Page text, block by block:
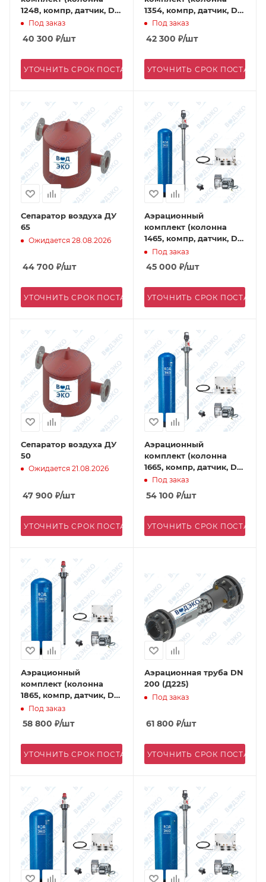
1248, компр, датчик, DN
25)Под заказ
40 300 ₽/шт
УТОЧНИТЬ СРОК ПОСТАВКИ
1354, компр, датчик, DN
25)Под заказ
42 300 ₽/шт
УТОЧНИТЬ СРОК
Сепаратор воздуха ДУ
65
Ожидается 28.08.2026
44 700 ₽/шт
УТОЧНИТЬ СРОК ПОСТАВКИ
Аэрационный
комплект (колонна
1465, компр, датчик, DN
25)Под заказ
45 000 ₽/шт
УТОЧНИТЬ СРОК
Сепаратор воздуха ДУ
50
Ожидается 21.08.2026
47 900 ₽/шт
УТОЧНИТЬ СРОК ПОСТАВКИ
Аэрационный
комплект (колонна
1665, компр, датчик, DN
40)Под заказ
54 100 ₽/шт
УТОЧНИТЬ СРОК
Аэрационный
комплект (колонна
1865, компр, датчик, DN
40)Под заказ
58 800 ₽/шт
УТОЧНИТЬ СРОК ПОСТАВКИ
Аэрационная труба DN
200 (Д225)
Под заказ
61 800 ₽/шт
УТОЧНИТЬ СРОК